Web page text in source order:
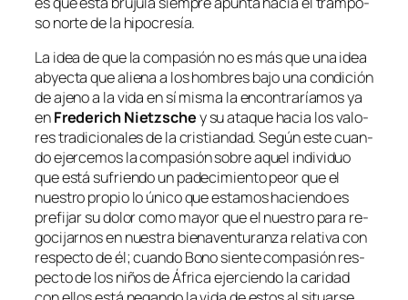
so nor­te de la hipocresía.
La idea de que la com­pa­sión no es más que una idea
ab­yec­ta que alie­na a los hom­bres ba­jo una con­di­ción
de ajeno a la vi­da en sí mis­ma la en­con­tra­ría­mos ya
enFrederich Nietzschey su ata­que ha­cia los va­lo­
res tra­di­cio­na­les de la cris­tian­dad. Según es­te cuan­
do ejer­ce­mos la com­pa­sión so­bre aquel in­di­vi­duo
que es­tá su­frien­do un pa­de­ci­mien­to peor que el
nues­tro pro­pio lo úni­co que es­ta­mos ha­cien­do es
pre­fi­jar su do­lor co­mo ma­yor que el nues­tro pa­ra re­
go­ci­jar­nos en nues­tra bien­aven­tu­ran­za re­la­ti­va con
res­pec­to de él; cuan­do Bono sien­te com­pa­sión res­
pec­to de los ni­ños de África ejer­cien­do la ca­ri­dad